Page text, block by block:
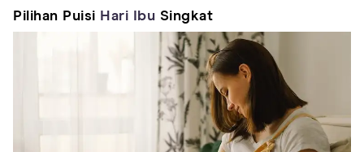
Pilihan Puisi Hari Ibu Singkat